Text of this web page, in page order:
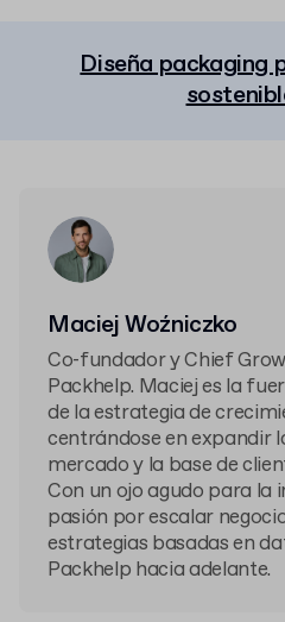
Diseña packaging
Maciej Woźniczko
Co-fundador y Chief
Packhelp. Maciej es la
de la estrategia de
centrándose en expandir
mercado y la base de
Con un ojo agudo para la
pasión por escalar
estrategias basadas en
Packhelp hacia adelante.